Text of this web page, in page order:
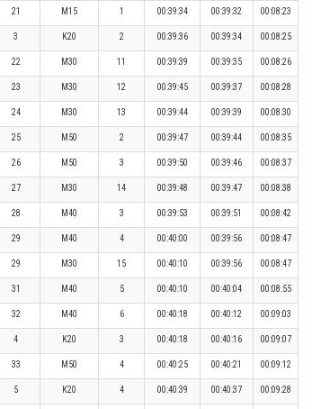
21 M15 1 00:39:34 00:39:32 00:08:23
3 K20 2 00:39:36 00:39:34 00:08:25
22 M30 11 00:39:39 00:39:35 00:08:26
23 M30 12 00:39:45 00:39:37 00:08:28
24 M30 13 00:39:44 00:39:39 00:08:30
25 M50 2 00:39:47 00:39:44 00:08:35
26 M50 3 00:39:50 00:39:46 00:08:37
27 M30 14 00:39:48 00:39:47 00:08:38
28 M40 3 00:39:53 00:39:51 00:08:42
29 M40 4 00:40:00 00:39:56 00:08:47
29 M30 15 00:40:10 00:39:56 00:08:47
31 M40 5 00:40:10 00:40:04 00:08:55
32 M40 6 00:40:18 00:40:12 00:09:03
4 K20 3 00:40:18 00:40:16 00:09:07
33 M50 4 00:40:25 00:40:21 00:09:12
5 K20 4 00:40:39 00:40:37 00:09:28